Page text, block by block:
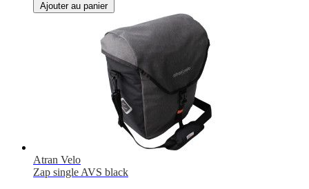
Ajouter au panier
Atran Velo
Zap single AVS black